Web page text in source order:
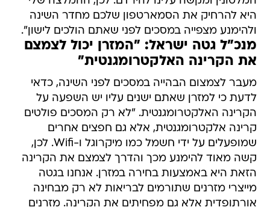
היא להרחיק את הסמארטפון שלכם מחדר השינה
ולהימנע מצפייה במסכים לפני שאתם הולכים לישון".
מנכ"ל גטה ישראל: "המזרן יכול לצמצם
את הקרינה האלקטרומגנטית"
מעבר לצמצום הבהייה במסכים לפני השינה, כדאי
לדעת כי למזרן שאתם ישנים עליו יש השפעה על
הקרינה האלקטרומגנטית. "לא רק המסכים פולטים
קרינה אלקטרומגנטית, אלא גם חפצים אחרים
שמופעלים על ידי חשמל כמו מיקרוגל ו-Wifi. לכן,
קשה מאוד להימנע מכך והדרך לצמצם את הקרינה
הזאת היא באמצעות בחירה במזרן. אנחנו בגטה
מייצרי מזרנים שתורמים לבריאות לא רק מבחינה
אורתופדית אלא גם מפחיתים את הקרינה. מזרנים